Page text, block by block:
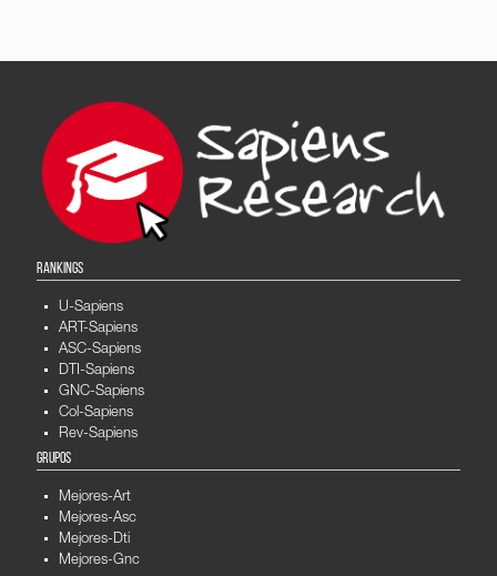
RANKINGS
U-Sapiens
ART-Sapiens
ASC-Sapiens
DTI-Sapiens
GNC-Sapiens
Col-Sapiens
Rev-Sapiens
GRUPOS
Mejores-Art
Mejores-Asc
Mejores-Dti
Mejores-Gnc